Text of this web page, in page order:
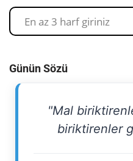
Günün Sözü
"Mal
biriktirenler